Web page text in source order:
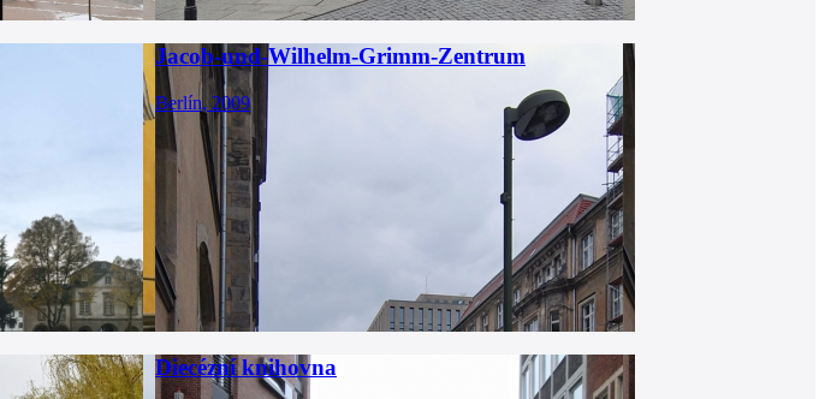
Jacob-und-Wilhelm-Grimm-Zentrum
Berlín, 2009
Diecézní knihovna